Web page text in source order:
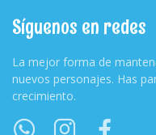
Síguenos en redes
La mejor forma de
nuevos personajes. Has
crecimiento.